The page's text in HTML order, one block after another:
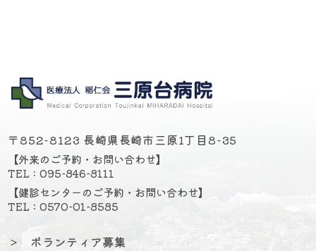
様のご意見を伝え、営業を検討するよ
う依頼しております。
や人材の問題などから土日祝の営業は
難しいようです。
〒852-8123 長崎県長崎市三原1丁目8-35
【外来のご予約・お問い合わせ】
TEL : 095-846-8111
【健診センターのご予約・お問い合わせ】
TEL : 0570-01-8585
＞
ボランティア募集